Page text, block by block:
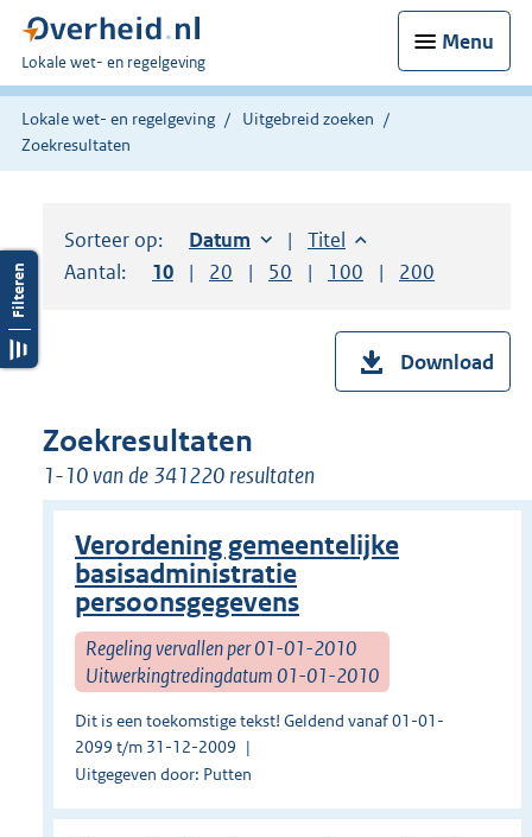
Menu
U
bent
hier:
Lokale wet- en regelgeving
Lokale wet- en regelgeving
Uitgebreid zoeken
Zoekresultaten
Sorteer op: Sorteer op:
Datum oplopendSorteer op:
Titel oplopend
Aantal:
Toon
10 resultaten per pagina
Toon
20 resultaten per pagina
Toon
50 resultaten per pagina
Toon
100 resultaten per
Toon
200
Download
Zoekresultaten
1-10 van de 341220 resultaten
Verordening gemeentelijke
basisadministratie
persoonsgegevens
Regeling vervallen per 01-01-2010
Uitwerkingtredingdatum 01-01-2010
Dit is een toekomstige tekst! Geldend vanaf 01-01-
2099 t/m 31-12-2009
Uitgegeven door: Putten